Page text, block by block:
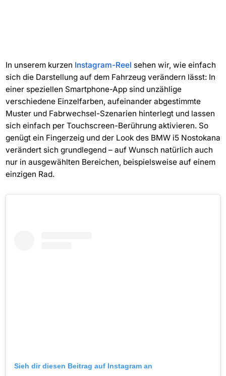
In unserem kurzen Instagram-Reel sehen wir, wie einfach
sich die Darstellung auf dem Fahrzeug verändern lässt: In
einer speziellen Smartphone-App sind unzählige
verschiedene Einzelfarben, aufeinander abgestimmte
Muster und Fabrwechsel-Szenarien hinterlegt und lassen
sich einfach per Touchscreen-Berührung aktivieren. So
genügt ein Fingerzeig und der Look des BMW i5 Nostokana
verändert sich grundlegend – auf Wunsch natürlich auch
nur in ausgewählten Bereichen, beispielsweise auf einem
einzigen Rad.
Sieh dir diesen Beitrag auf Instagram an